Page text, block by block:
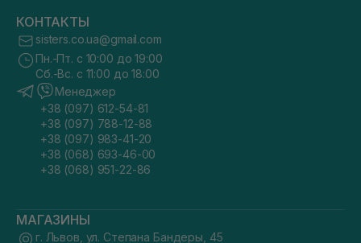
КОНТАКТЫ
sisters.co.ua@gmail.com
Пн.-Пт. с 10:00 до 19:00
Сб.-Вс. с 11:00 до 18:00
Менеджер
+38 (097) 612-54-81
+38 (097) 788-12-88
+38 (097) 983-41-20
+38 (068) 693-46-00
+38 (068) 951-22-86
МАГАЗИНЫ
г. Львов, ул. Степана Бандеры, 45